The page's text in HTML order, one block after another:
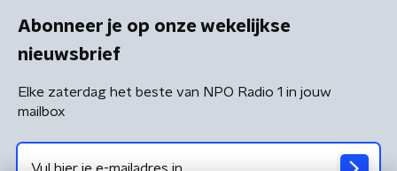
Abonneer je op onze wekelijkse
nieuwsbrief
Elke zaterdag het beste van NPO Radio 1 in jouw
mailbox